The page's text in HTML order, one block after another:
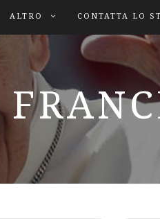
ALTRO CONTATTA LO